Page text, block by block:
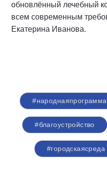
обновлённый лечебный
всем современным
Екатерина Иванова.
#народнаяпрограмма
#благоустройство
#городскаясреда